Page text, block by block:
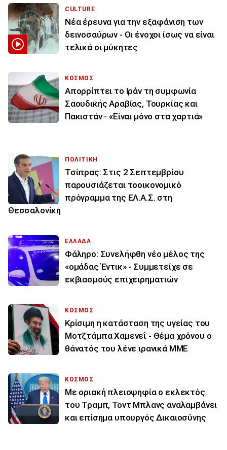
CULTURE
Νέα έρευνα για την εξαφάνιση των
δεινοσαύρων - Οι ένοχοι ίσως να είναι
τελικά οι μύκητες
ΚΟΣΜΟΣ
Απορρίπτει το Ιράν τη συμφωνία
Σαουδικής Αραβίας, Τουρκίας και
Πακιστάν - «Είναι μόνο στα χαρτιά»
ΠΟΛΙΤΙΚΗ
Τσίπρας: Στις 2 Σεπτεμβρίου
παρουσιάζεται τοοικονομικό
πρόγραμμα της ΕΛ.Α.Σ. στη
Θεσσαλονίκη
ΕΛΛΑΔΑ
Φάληρο: Συνελήφθη νέο μέλος της
«ομάδας Έντικ» - Συμμετείχε σε
εκβιασμούς επιχειρηματιών
ΚΟΣΜΟΣ
Κρίσιμη η κατάσταση της υγείας του
Μοτζτάμπα Χαμενεΐ - Θέμα χρόνου ο
θάνατός του λένε ιρανικά ΜΜΕ
ΚΟΣΜΟΣ
Με οριακή πλειοψηφία ο εκλεκτός
του Τραμπ, Τοντ Μπλανς αναλαμβάνει
και επίσημα υπουργός Δικαιοσύνης